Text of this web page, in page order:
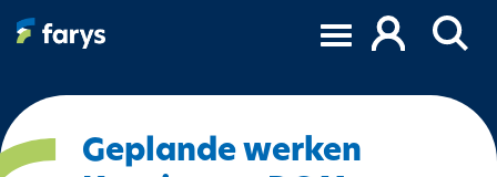
l
a
Geplande werken